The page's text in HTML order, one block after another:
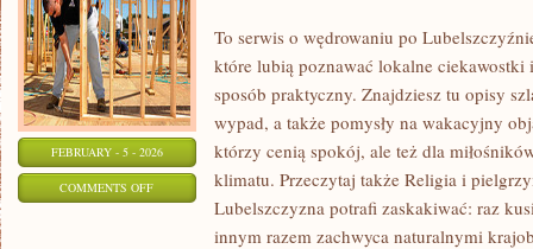
FEBRUARY - 5 - 2026
COMMENTS OFFON
LUBELSKIE
To serwis o wędrowaniu po
które lubią poznawać lokalne
sposób praktyczny. Znajdziesz tu opisy
wypad, a także pomysły na wakacyjny
którzy cenią spokój, ale też dla
klimatu. Przeczytaj także Religia i
Lubelszczyzna potrafi zaskakiwać: raz
innym razem zachwyca naturalnymi